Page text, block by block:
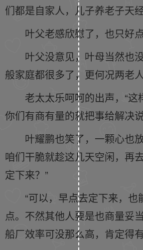
们都是自家人，儿子养老子天
叶父老感欣慰了，也只好
叶父没意见，叶母当然也
般家庭都很多了，更何况两老人
老太太乐呵呵的出声，“这
你们有商有量的就把事给解决
叶耀鹏也笑了，一颗心也
咱们干脆就趁这几天空闲，再
定下来？”
“可以，早点去定下来，也
点。不然其他人要是也商量妥
船厂效率可没那么高，肯定得